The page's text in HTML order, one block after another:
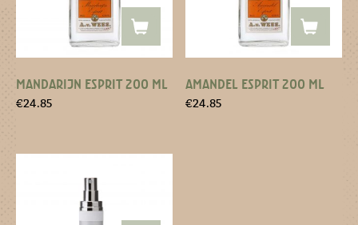
MANDARIJN ESPRIT 200 ML
€24.85
AMANDEL ESPRIT 200 ML
€24.85